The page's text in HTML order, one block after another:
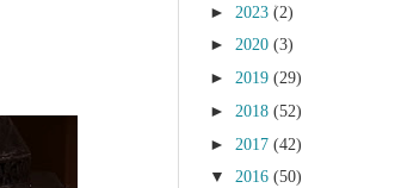
► 2023 (2)
► 2020 (3)
► 2019 (29)
► 2018 (52)
► 2017 (42)
▼ 2016 (50)